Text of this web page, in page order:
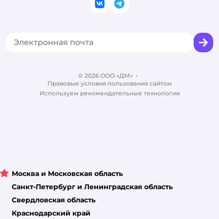
Политика использования файлов cookie
Оплата Мокка
Блог
Корм для собак
© 2026 ООО «ДМ» •
Правовые условия пользования сайтом
Используем рекомендательные технологии
ВКонтакте
Telegram
Москва и Московская область
Санкт-Петербург и Ленинградская область
Свердловская область
Краснодарский край